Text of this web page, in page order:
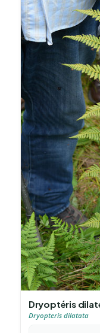
Dryoptéris
Dryopteris dilatata